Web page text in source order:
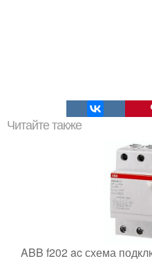
Читайте также
ABB f202 ac схема